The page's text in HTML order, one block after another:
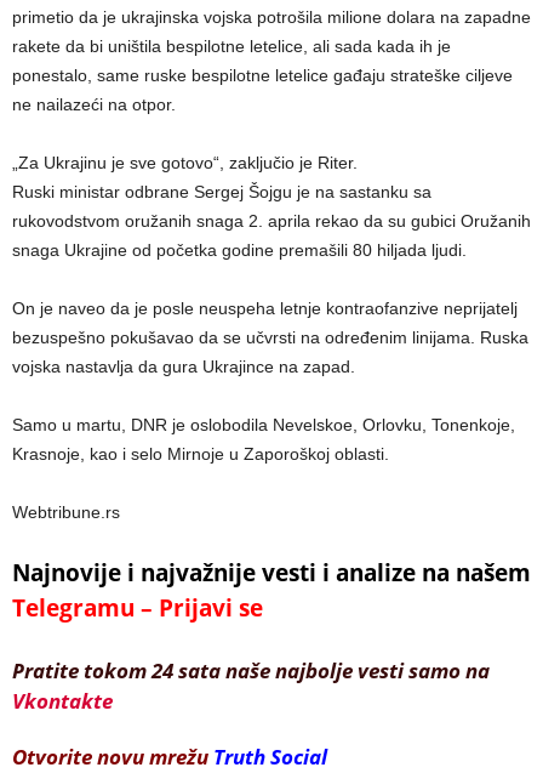
primetio da je ukrajinska vojska potrošila milione dolara na zapadne
rakete da bi uništila bespilotne letelice, ali sada kada ih je
ponestalo, same ruske bespilotne letelice gađaju strateške ciljeve
ne nailazeći na otpor.
„Za Ukrajinu je sve gotovo“, zaključio je Riter.
Ruski ministar odbrane Sergej Šojgu je na sastanku sa
rukovodstvom oružanih snaga 2. aprila rekao da su gubici Oružanih
snaga Ukrajine od početka godine premašili 80 hiljada ljudi.
On je naveo da je posle neuspeha letnje kontraofanzive neprijatelj
bezuspešno pokušavao da se učvrsti na određenim linijama. Ruska
vojska nastavlja da gura Ukrajince na zapad.
Samo u martu, DNR je oslobodila Nevelskoe, Orlovku, Tonenkoje,
Krasnoje, kao i selo Mirnoje u Zaporoškoj oblasti.
Webtribune.rs
Najnovije i najvažnije vesti i analize na našem
Telegramu – Prijavi se
Pratite tokom 24 sata naše najbolje vesti samo na
Vkontakte
Otvorite novu mrežu Truth Social